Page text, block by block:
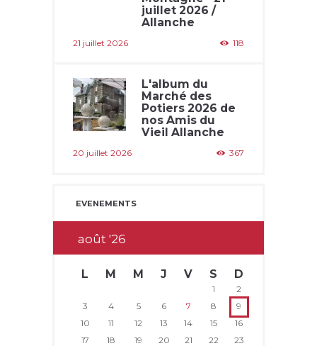
juillet 2026 /
Allanche
21 juillet 2026 118
L'album du
Marché des
Potiers 2026 de
nos Amis du
Vieil Allanche
20 juillet 2026 367
EVENEMENTS
août26
L M M J V S D
1
2
3
4 5 6 7 8
9
10
11 12 13 14 15
16
17
18 19 20 21 22
23